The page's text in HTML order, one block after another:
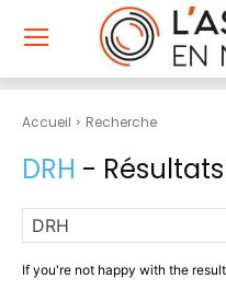
Accueil Recherche
DRH -
If you're not happy with the